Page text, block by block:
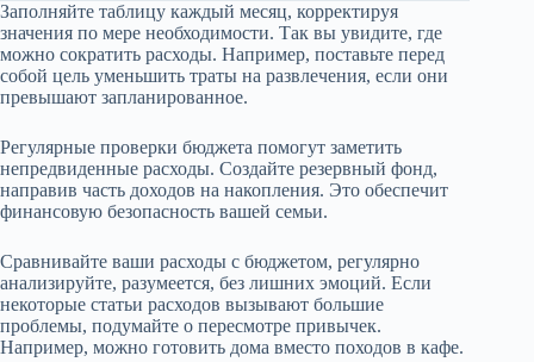
Заполняйте таблицу каждый месяц, корректируя
значения по мере необходимости. Так вы увидите, где
можно сократить расходы. Например, поставьте перед
собой цель уменьшить траты на развлечения, если они
превышают запланированное.
Регулярные проверки бюджета помогут заметить
непредвиденные расходы. Создайте резервный фонд,
направив часть доходов на накопления. Это обеспечит
финансовую безопасность вашей семьи.
Сравнивайте ваши расходы с бюджетом, регулярно
анализируйте, разумеется, без лишних эмоций. Если
некоторые статьи расходов вызывают большие
проблемы, подумайте о пересмотре привычек.
Например, можно готовить дома вместо походов в кафе.